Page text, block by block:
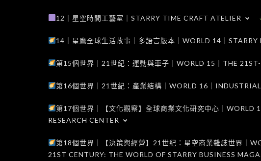
12｜星空時間工藝室｜STARRY TIME CRAFT ATELIER
14｜星鷹全球生活故事｜多語言版本｜WORLD 14｜
第15個世界｜21世紀：運動與車子｜WORLD 15｜THE
第16個世界｜21世紀：產業結構｜WORLD 16｜
第17個世界｜【文化觀察】全球商業文化研究中心｜
RESEARCH CENTER
第18個世界｜【決策與經營】21世紀：星空商業雜誌世界｜
21ST CENTURY: THE WORLD OF STARRY BUSINESS